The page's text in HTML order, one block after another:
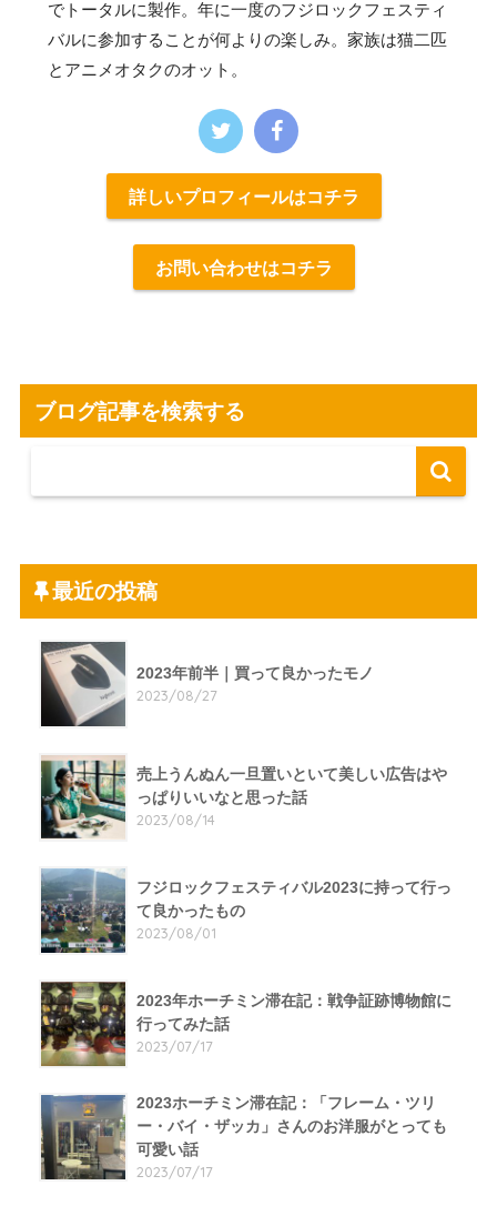
でトータルに製作。年に一度のフジロックフェスティ
バルに参加することが何よりの楽しみ。家族は猫二匹
とアニメオタクのオット。
詳しいプロフィールはコチラ
お問い合わせはコチラ
ブログ記事を検索する
最近の投稿
2023年前半｜買って良かったモノ
2023/08/27
売上うんぬん一旦置いといて美しい広告はや
っぱりいいなと思った話
2023/08/14
フジロックフェスティバル2023に持って行っ
て良かったもの
2023/08/01
2023年ホーチミン滞在記：戦争証跡博物館に
行ってみた話
2023/07/17
2023ホーチミン滞在記：「フレーム・ツリ
ー・バイ・ザッカ」さんのお洋服がとっても
可愛い話
2023/07/17